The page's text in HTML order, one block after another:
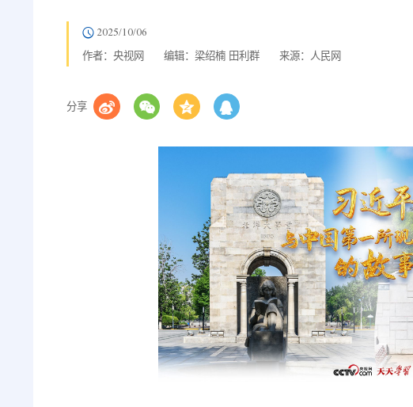
2025/10/06
作者：央视网 编辑：梁绍楠 田利群 来源：人民网
分享